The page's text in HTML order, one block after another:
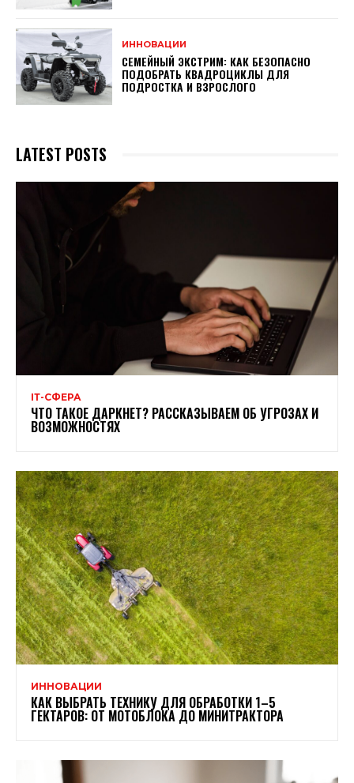
ИННОВАЦИИ
СЕМЕЙНЫЙ ЭКСТРИМ: КАК БЕЗОПАСНО
ПОДОБРАТЬ КВАДРОЦИКЛЫ ДЛЯ
ПОДРОСТКА И ВЗРОСЛОГО
LATEST POSTS
ІТ-СФЕРА
ЧТО ТАКОЕ ДАРКНЕТ? РАССКАЗЫВАЕМ ОБ УГРОЗАХ И
ВОЗМОЖНОСТЯХ
ИННОВАЦИИ
КАК ВЫБРАТЬ ТЕХНИКУ ДЛЯ ОБРАБОТКИ 1–5
ГЕКТАРОВ: ОТ МОТОБЛОКА ДО МИНИТРАКТОРА